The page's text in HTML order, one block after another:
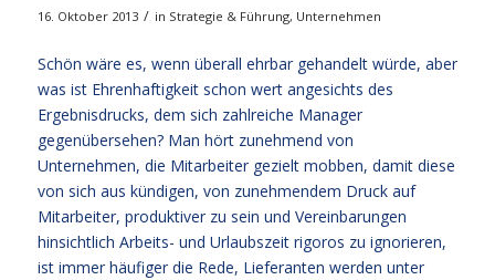
16. Oktober 2013 / in Strategie & Führung, Unternehmen
Schön wäre es, wenn überall ehrbar gehandelt würde, aber
was ist Ehrenhaftigkeit schon wert angesichts des
Ergebnisdrucks, dem sich zahlreiche Manager
gegenübersehen? Man hört zunehmend von
Unternehmen, die Mitarbeiter gezielt mobben, damit diese
von sich aus kündigen, von zunehmendem Druck auf
Mitarbeiter, produktiver zu sein und Vereinbarungen
hinsichtlich Arbeits- und Urlaubszeit rigoros zu ignorieren,
ist immer häufiger die Rede, Lieferanten werden unter